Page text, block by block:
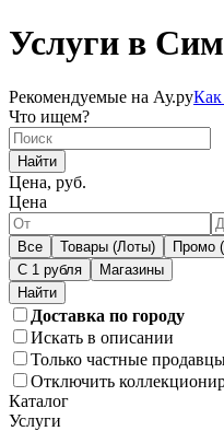
Услуги в
Рекомендуемые на Ау.руКак
Что ищем?
Найти
Цена, руб.
Цена
Все Товары (Лоты) Промо
С 1 рубля
Магазины
Доставка по городу
Искать в описании
Только частные
Отключить
Каталог
Услуги